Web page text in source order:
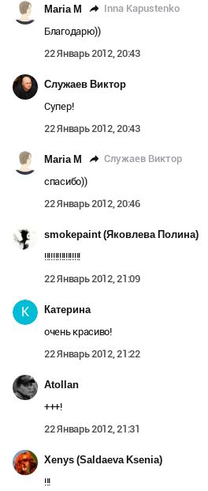
Maria M Inna Kapustenko
Благодарю))
22 Январь 2012, 20:43
Служаев Виктор
Супер!
22 Январь 2012, 20:43
Maria M Служаев Виктор
спасибо))
22 Январь 2012, 20:46
smokepaint (Яковлева Полина)
!!!!!!!!!!!!!!!!!
22 Январь 2012, 21:09
К Катерина
очень красиво!
22 Январь 2012, 21:22
Atollan
+++!
22 Январь 2012, 21:31
Xenys (Saldaeva Ksenia)
!!!